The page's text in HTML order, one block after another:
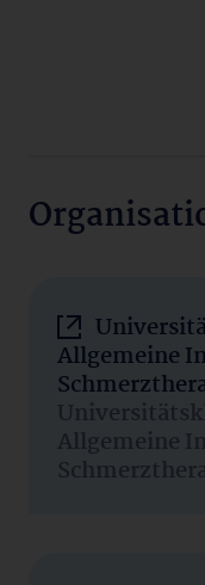
Allgemeine
Allgemeine